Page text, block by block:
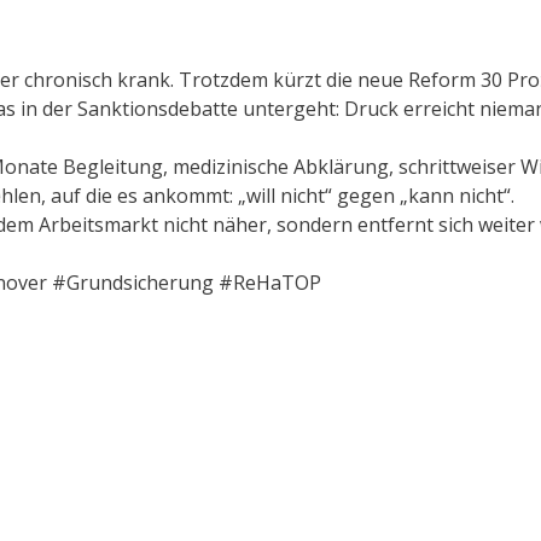
chronisch krank. Trotzdem kürzt die neue Reform 30
in der Sanktionsdebatte untergeht: Druck erreicht
Begleitung, medizinische Abklärung, schrittweiser
auf die es ankommt: „will nicht“ gegen „kann nicht“.
Arbeitsmarkt nicht näher, sondern entfernt sich weiter
#Grundsicherung #ReHaTOP